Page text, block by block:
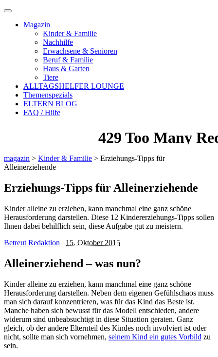
Magazin
Kinder & Familie
Nachhilfe
Erwachsene & Senioren
Beruf & Familie
Haus & Garten
Tiere
ALLTAGSHELFER LOUNGE
Themenspezials
ELTERN BLOG
FAQ / Hilfe
magazin > Kinder & Familie > Erziehungs-Tipps für
Alleinerziehende
Erziehungs-Tipps für Alleinerziehende
Kinder alleine zu erziehen, kann manchmal eine ganz schöne
Herausforderung darstellen. Diese 12 Kindererziehungs-Tipps sollen
Ihnen dabei behilflich sein, diese Aufgabe gut zu meistern.
Betreut Redaktion
15. Oktober 2015
Alleinerziehend – was nun?
Kinder alleine zu erziehen, kann manchmal eine ganz schöne
Herausforderung darstellen. Neben dem eigenen Gefühlschaos muss
man sich darauf konzentrieren, was für das Kind das Beste ist.
Manche haben sich bewusst für das Modell entschieden, andere
widerum sind unbeabsuchtigt in diese Situation geraten. Ganz
gleich, ob der andere Elternteil des Kindes noch involviert ist oder
nicht, sollte man sich vornehmen, seinem Kind ein gutes Vorbild zu
sein.